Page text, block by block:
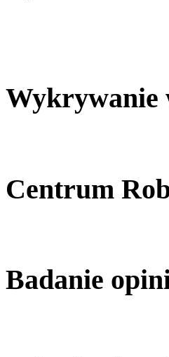
Wykrywanie
Centrum
Badanie